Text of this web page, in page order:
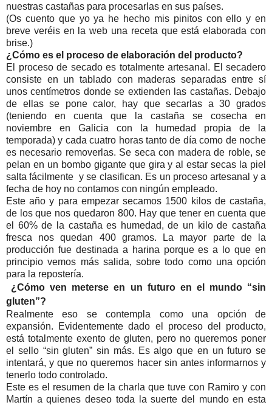
nuestras castañas para procesarlas en sus países.
(Os cuento que yo ya he hecho mis pinitos con ello y en
breve veréis en la web una receta que está elaborada con
brise.)
¿Cómo es el proceso de elaboración del producto?
El proceso de secado es totalmente artesanal. El secadero
consiste en un tablado con maderas separadas entre sí
unos centímetros donde se extienden las castañas. Debajo
de ellas se pone calor, hay que secarlas a 30 grados
(teniendo en cuenta que la castaña se cosecha en
noviembre en Galicia con la humedad propia de la
temporada) y cada cuatro horas tanto de día como de noche
es necesario removerlas. Se seca con madera de roble, se
pelan en un bombo gigante que gira y al estar secas la piel
salta fácilmente y se clasifican. Es un proceso artesanal y a
fecha de hoy no contamos con ningún empleado.
Este año y para empezar secamos 1500 kilos de castaña,
de los que nos quedaron 800. Hay que tener en cuenta que
el 60% de la castaña es humedad, de un kilo de castaña
fresca nos quedan 400 gramos. La mayor parte de la
producción fue destinada a harina porque es a lo que en
principio vemos más salida, sobre todo como una opción
para la repostería.
¿Cómo ven meterse en un futuro en el mundo “sin
gluten”?
Realmente eso se contempla como una opción de
expansión. Evidentemente dado el proceso del producto,
está totalmente exento de gluten, pero no queremos poner
el sello “sin gluten” sin más. Es algo que en un futuro se
intentará, y que no queremos hacer sin antes informarnos y
tenerlo todo controlado.
Este es el resumen de la charla que tuve con Ramiro y con
Martín a quienes deseo toda la suerte del mundo en esta